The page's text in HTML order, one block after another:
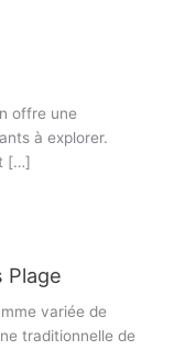
offre une
à explorer.
[…]
Plage
variée de
traditionnelle de